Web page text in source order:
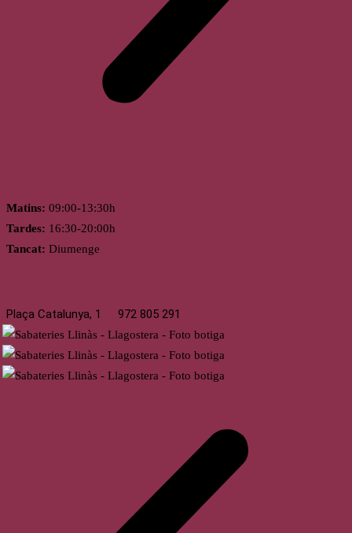
Matins: 09:00-13:30h
Tardes: 16:30-20:00h
Tancat: Diumenge
Plaça Catalunya, 1 972 805 291